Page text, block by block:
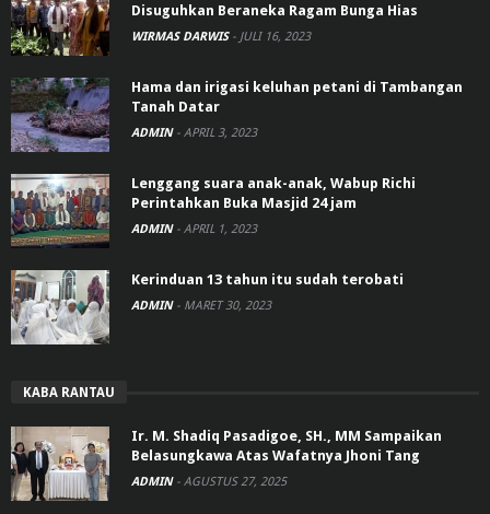
Disuguhkan Beraneka Ragam Bunga Hias
WIRMAS DARWIS - JULI 16, 2023
Hama dan irigasi keluhan petani di Tambangan
Tanah Datar
ADMIN - APRIL 3, 2023
Lenggang suara anak-anak, Wabup Richi
Perintahkan Buka Masjid 24 jam
ADMIN - APRIL 1, 2023
Kerinduan 13 tahun itu sudah terobati
ADMIN - MARET 30, 2023
KABA RANTAU
Ir. M. Shadiq Pasadigoe, SH., MM Sampaikan
Belasungkawa Atas Wafatnya Jhoni Tang
ADMIN - AGUSTUS 27, 2025